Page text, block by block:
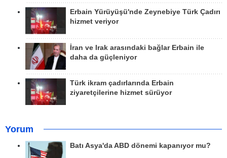
Erbain Yürüyüşü'nde Zeynebiye Türk Çadırı
hizmet veriyor
İran ve Irak arasındaki bağlar Erbain ile
daha da güçleniyor
Türk ikram çadırlarında Erbain
ziyaretçilerine hizmet sürüyor
Yorum
Batı Asya'da ABD dönemi kapanıyor mu?